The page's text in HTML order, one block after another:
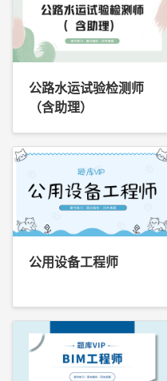
公路水运试验检测师
（含助理）
公用设备工程师